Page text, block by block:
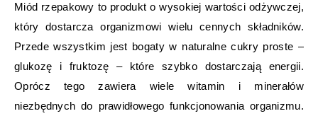
Miód rzepakowy to produkt o wysokiej wartości odżywczej,
który dostarcza organizmowi wielu cennych składników.
Przede wszystkim jest bogaty w naturalne cukry proste –
glukozę i fruktozę – które szybko dostarczają energii.
Oprócz tego zawiera wiele witamin i minerałów
niezbędnych do prawidłowego funkcjonowania organizmu.